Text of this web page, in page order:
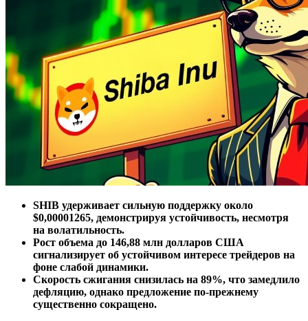
SHIB удерживает сильную поддержку около
$0,00001265, демонстрируя устойчивость, несмотря
на волатильность.
Рост объема до 146,88 млн долларов США
сигнализирует об устойчивом интересе трейдеров на
фоне слабой динамики.
Скорость сжигания снизилась на 89%, что замедлило
дефляцию, однако предложение по-прежнему
существенно сокращено.